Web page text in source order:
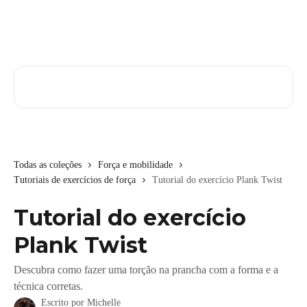
Todas as coleções
Força e mobilidade
Tutoriais de exercícios de força
Tutorial do exercício Plank Twist
Tutorial do exercício
Plank Twist
Descubra como fazer uma torção na prancha com a forma e a
técnica corretas.
Escrito por Michelle